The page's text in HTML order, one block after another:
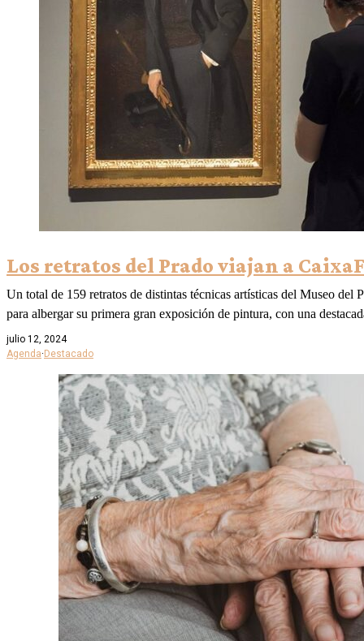
Los retratos del Prado viajan a
Un total de 159 retratos de distintas técnicas artísticas del Museo
para albergar su primera gran exposición de pintura, con una
julio 12, 2024
Agenda· Destacado